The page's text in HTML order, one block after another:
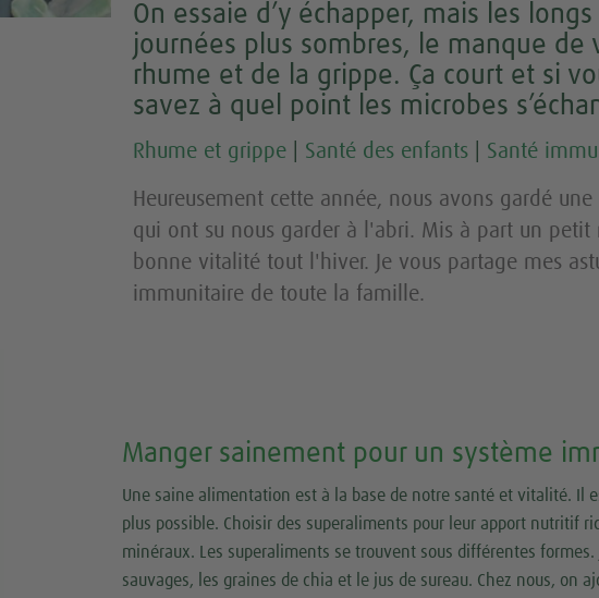
On essaie d’y échapper, mais les
journées plus sombres, le manque de
rhume et de la grippe. Ça court et si
savez à quel point les microbes
Rhume et grippe Santé des enfants Santé
Heureusement cette année, nous avons gardé
qui ont su nous garder à l'abri. Mis à part un
bonne vitalité tout l'hiver. Je vous partage mes
immunitaire de toute la famille.
Manger sainement pour un système
Une saine alimentation est à la base de notre santé et vitalité. Il
plus possible. Choisir des superaliments pour leur apport nutritif
minéraux. Les superaliments se trouvent sous différentes
sauvages, les graines de chia et le jus de sureau. Chez nous, on